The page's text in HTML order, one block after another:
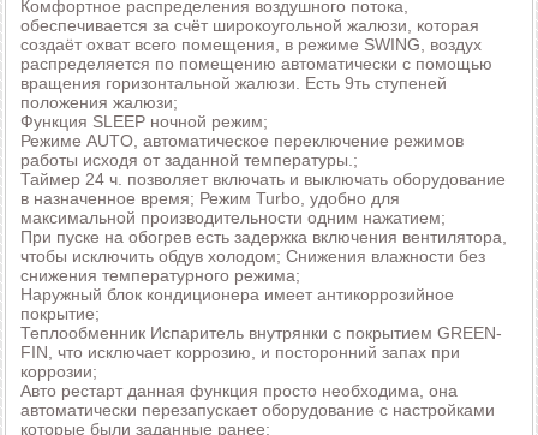
Комфортное распределения воздушного потока,
обеспечивается за счёт широкоугольной жалюзи, которая
создаёт охват всего помещения, в режиме SWING, воздух
распределяется по помещению автоматически с помощью
вращения горизонтальной жалюзи. Есть 9ть ступеней
положения жалюзи;
Функция SLЕЕР ночной режим;
Режиме AUTO, автоматическое переключение режимов
работы исходя от заданной температуры.;
Таймер 24 ч. позволяет включать и выключать оборудование
в назначенное время; Режим Turbo, удобно для
максимальной производительности одним нажатием;
При пуске на обогрев есть задержка включения вентилятора,
чтобы исключить обдув холодом; Снижения влажности без
снижения температурного режима;
Наружный блок кондиционера имеет антикоррозийное
покрытие;
Теплообменник Испаритель внутрянки с покрытием GREEN-
FIN, что исключает коррозию, и посторонний запах при
коррозии;
Авто рестарт данная функция просто необходима, она
автоматически перезапускает оборудование с настройками
которые были заданные ранее;